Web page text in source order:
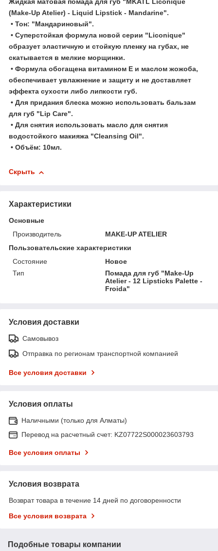
(Make-Up Atelier) - Liquid Lipstick - Mandarine".
• Тон: "Мандариновый".
• Суперстойкая формула новой серии "Liconique"
образует эластичную и стойкую пленку на губах, не
скатывается в мелкие морщинки.
• Формула обогащена витамином Е и маслом жожоба,
обеспечивает увлажнение и защиту и не доставляет
эффекта сухости либо липкости губ.
• Для придания блеска можно использовать бальзам
для губ "Lip Care".
• Для снятия использовать масло для снятия
водостойкого макияжа "Cleansing Oil".
• Объём: 10мл.
Скрыть
Характеристики
Основные
Производитель
MAKE-UP ATELIER
Пользовательские характеристики
Состояние
Новое
Тип
Помада для губ "Make-Up
Atelier - 12 Lipsticks Palette -
Froida"
Условия доставки
Самовывоз
Отправка по регионам транспортной компанией
Все условия доставки
Условия оплаты
Наличными (только для Алматы)
Перевод на расчетный счет: KZ07722S000023603793
Все условия оплаты
Условия возврата
Возврат товара в течение 14 дней по договоренности
Все условия возврата
Подобные товары компании